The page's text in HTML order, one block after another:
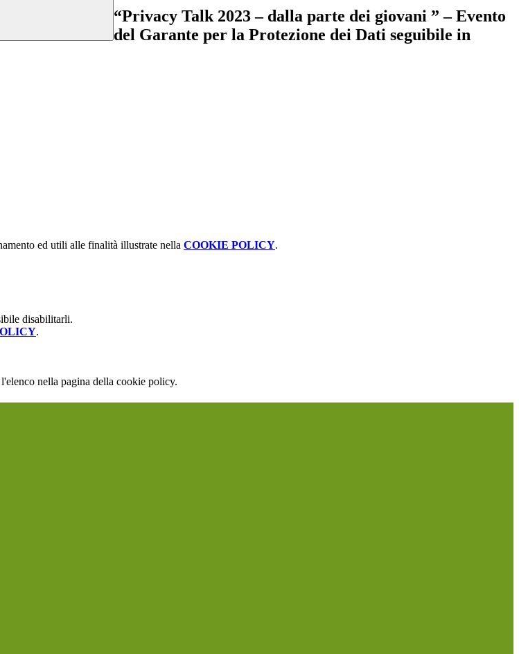
“Privacy Talk 2023 – dalla parte dei giovani ” – Evento
del Garante per la Protezione dei Dati seguibile in
ed utili alle finalità illustrate nella COOKIE POLICY.
disabilitarli.
.
nella pagina della cookie policy.